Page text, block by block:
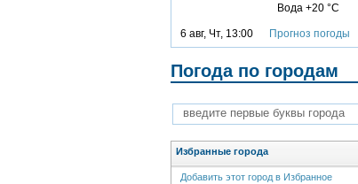
Вода +20 °C
6 авг, Чт, 13:00 Прогноз погоды
Погода по городам
Избранные города
Добавить этот город в Избранное